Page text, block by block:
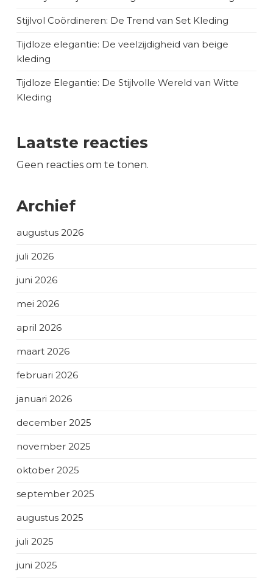
Stijlvol Coördineren: De Trend van Set Kleding
Tijdloze elegantie: De veelzijdigheid van beige
kleding
Tijdloze Elegantie: De Stijlvolle Wereld van Witte
Kleding
Laatste reacties
Geen reacties om te tonen.
Archief
augustus 2026
juli 2026
juni 2026
mei 2026
april 2026
maart 2026
februari 2026
januari 2026
december 2025
november 2025
oktober 2025
september 2025
augustus 2025
juli 2025
juni 2025